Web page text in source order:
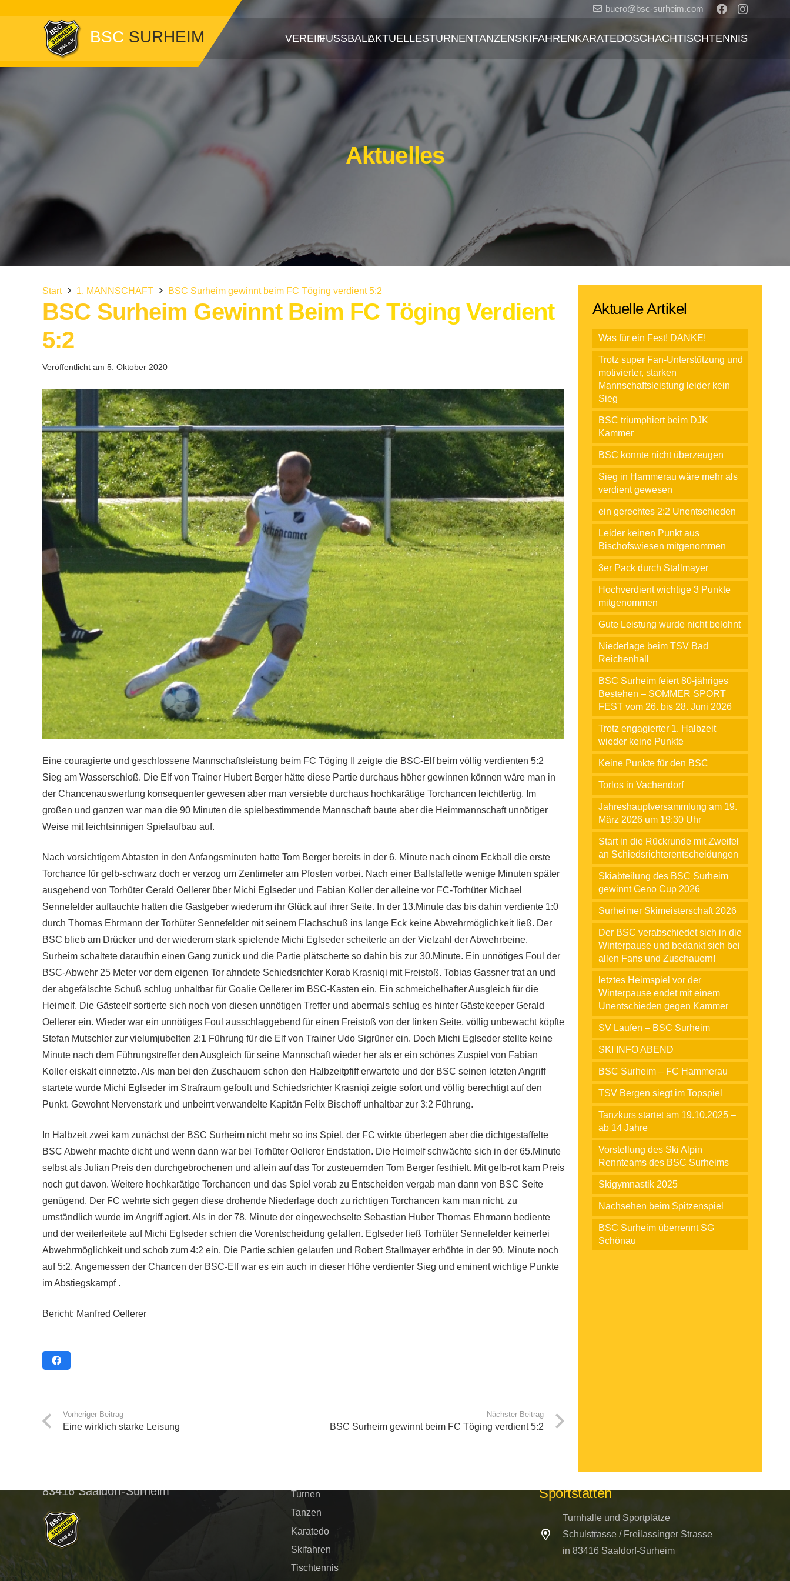
buero@bsc-surheim.com
BSC SURHEIM VEREINFUSSBALLAKTUELLESTURNENTANZENSKIFAHRENKARATEDOSCHACHTISCHTENNIS
Aktuelles
Start 1. MANNSCHAFT BSC Surheim gewinnt beim FC Töging verdient 5:2
BSC Surheim Gewinnt Beim FC Töging Verdient
5:2
Veröffentlicht am 5. Oktober 2020
Eine couragierte und geschlossene Mannschaftsleistung beim FC Töging II zeigte die BSC-Elf beim völlig verdienten 5:2
Sieg am Wasserschloß. Die Elf von Trainer Hubert Berger hätte diese Partie durchaus höher gewinnen können wäre man in
der Chancenauswertung konsequenter gewesen aber man versiebte durchaus hochkarätige Torchancen leichtfertig. Im
großen und ganzen war man die 90 Minuten die spielbestimmende Mannschaft baute aber die Heimmannschaft unnötiger
Weise mit leichtsinnigen Spielaufbau auf.
Nach vorsichtigem Abtasten in den Anfangsminuten hatte Tom Berger bereits in der 6. Minute nach einem Eckball die erste
Torchance für gelb-schwarz doch er verzog um Zentimeter am Pfosten vorbei. Nach einer Ballstaffette wenige Minuten später
ausgehend von Torhüter Gerald Oellerer über Michi Eglseder und Fabian Koller der alleine vor FC-Torhüter Michael
Sennefelder auftauchte hatten die Gastgeber wiederum ihr Glück auf ihrer Seite. In der 13.Minute das bis dahin verdiente 1:0
durch Thomas Ehrmann der Torhüter Sennefelder mit seinem Flachschuß ins lange Eck keine Abwehrmöglichkeit ließ. Der
BSC blieb am Drücker und der wiederum stark spielende Michi Eglseder scheiterte an der Vielzahl der Abwehrbeine.
Surheim schaltete daraufhin einen Gang zurück und die Partie plätscherte so dahin bis zur 30.Minute. Ein unnötiges Foul der
BSC-Abwehr 25 Meter vor dem eigenen Tor ahndete Schiedsrichter Korab Krasniqi mit Freistoß. Tobias Gassner trat an und
der abgefälschte Schuß schlug unhaltbar für Goalie Oellerer im BSC-Kasten ein. Ein schmeichelhafter Ausgleich für die
Heimelf. Die Gästeelf sortierte sich noch von diesen unnötigen Treffer und abermals schlug es hinter Gästekeeper Gerald
Oellerer ein. Wieder war ein unnötiges Foul ausschlaggebend für einen Freistoß von der linken Seite, völlig unbewacht köpfte
Stefan Mutschler zur vielumjubelten 2:1 Führung für die Elf von Trainer Udo Sigrüner ein. Doch Michi Eglseder stellte keine
Minute nach dem Führungstreffer den Ausgleich für seine Mannschaft wieder her als er ein schönes Zuspiel von Fabian
Koller eiskalt einnetzte. Als man bei den Zuschauern schon den Halbzeitpfiff erwartete und der BSC seinen letzten Angriff
startete wurde Michi Eglseder im Strafraum gefoult und Schiedsrichter Krasniqi zeigte sofort und völlig berechtigt auf den
Punkt. Gewohnt Nervenstark und unbeirrt verwandelte Kapitän Felix Bischoff unhaltbar zur 3:2 Führung.
In Halbzeit zwei kam zunächst der BSC Surheim nicht mehr so ins Spiel, der FC wirkte überlegen aber die dichtgestaffelte
BSC Abwehr machte dicht und wenn dann war bei Torhüter Oellerer Endstation. Die Heimelf schwächte sich in der 65.Minute
selbst als Julian Preis den durchgebrochenen und allein auf das Tor zusteuernden Tom Berger festhielt. Mit gelb-rot kam Preis
noch gut davon. Weitere hochkarätige Torchancen und das Spiel vorab zu Entscheiden vergab man dann von BSC Seite
genügend. Der FC wehrte sich gegen diese drohende Niederlage doch zu richtigen Torchancen kam man nicht, zu
umständlich wurde im Angriff agiert. Als in der 78. Minute der eingewechselte Sebastian Huber Thomas Ehrmann bediente
und der weiterleitete auf Michi Eglseder schien die Vorentscheidung gefallen. Eglseder ließ Torhüter Sennefelder keinerlei
Abwehrmöglichkeit und schob zum 4:2 ein. Die Partie schien gelaufen und Robert Stallmayer erhöhte in der 90. Minute noch
auf 5:2. Angemessen der Chancen der BSC-Elf war es ein auch in dieser Höhe verdienter Sieg und eminent wichtige Punkte
im Abstiegskampf .
Bericht: Manfred Oellerer
Vorheriger Beitrag
Eine wirklich starke Leisung
Nächster Beitrag
BSC Surheim gewinnt beim FC Töging verdient 5:2
Aktuelle Artikel
Was für ein Fest! DANKE!
Trotz super Fan-Unterstützung und
motivierter, starken
Mannschaftsleistung leider kein
Sieg
BSC triumphiert beim DJK
Kammer
BSC konnte nicht überzeugen
Sieg in Hammerau wäre mehr als
verdient gewesen
ein gerechtes 2:2 Unentschieden
Leider keinen Punkt aus
Bischofswiesen mitgenommen
3er Pack durch Stallmayer
Hochverdient wichtige 3 Punkte
mitgenommen
Gute Leistung wurde nicht belohnt
Niederlage beim TSV Bad
Reichenhall
BSC Surheim feiert 80-jähriges
Bestehen – SOMMER SPORT
FEST vom 26. bis 28. Juni 2026
Trotz engagierter 1. Halbzeit
wieder keine Punkte
Keine Punkte für den BSC
Torlos in Vachendorf
Jahreshauptversammlung am 19.
März 2026 um 19:30 Uhr
Start in die Rückrunde mit Zweifel
an Schiedsrichterentscheidungen
Skiabteilung des BSC Surheim
gewinnt Geno Cup 2026
Surheimer Skimeisterschaft 2026
Der BSC verabschiedet sich in die
Winterpause und bedankt sich bei
allen Fans und Zuschauern!
letztes Heimspiel vor der
Winterpause endet mit einem
Unentschieden gegen Kammer
SV Laufen – BSC Surheim
SKI INFO ABEND
BSC Surheim – FC Hammerau
TSV Bergen siegt im Topspiel
Tanzkurs startet am 19.10.2025 –
ab 14 Jahre
Vorstellung des Ski Alpin
Rennteams des BSC Surheims
Skigymnastik 2025
Nachsehen beim Spitzenspiel
BSC Surheim überrennt SG
Schönau
BSC Surheim
83416 Saaldorf-Surheim
Schnellnavigation
Turnen
Tanzen
Karatedo
Skifahren
Tischtennis
Kontakt per E-mail
Sportstätten
Turnhalle und Sportplätze
Schulstrasse / Freilassinger Strasse
in 83416 Saaldorf-Surheim